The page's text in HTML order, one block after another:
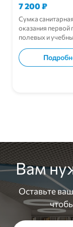
7 200₽
Сумка
оказания
полевых и
Вам
Оставьте